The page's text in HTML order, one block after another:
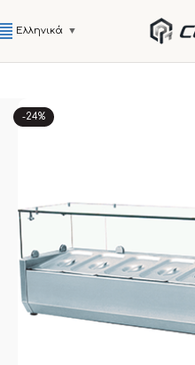
Ελληνικά ▼
-24%